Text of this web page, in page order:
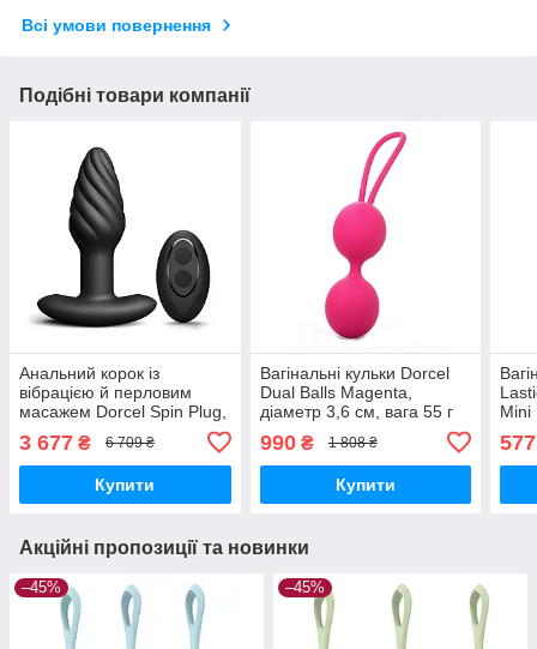
Всі умови повернення
Подібні товари компанії
Анальний корок із
вібрацією й перловим
масажем Dorcel Spin Plug,
макс. діам. 3,8 см, пульт
ДК Вібратори
мастурбатори секс-шоп
3 677 ₴ 6 709 ₴
Купити
Вагінальні кульки Dorcel
Dual Balls Magenta,
діаметр 3,6 см, вага 55 г
Вібратори мастурбатори
секс-шоп
990₴ 1 808 ₴
Купити
Mini
577
Акційні пропозиції та новинки
–45% –45%